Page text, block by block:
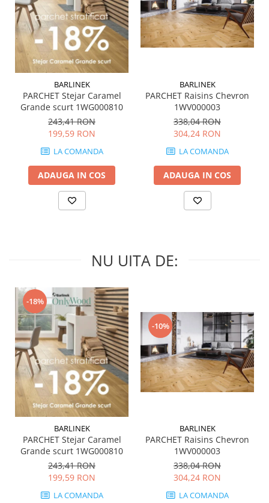
GRANDE RESIN LOOK
GRANDE METAL LOOK
GRANDE SOLID COLOR
THE TOP
MIRO
MONTECCHIO
MOOD
MORPHIC
NAVONA SOFT
NAVONA VEIN
NEREIDI
ONICE ALLURE
OXIDATIO
PADOUK
PARKER
RES-TERRAE
ROBUR
RUSHMORE
SELECT
SPARK
STATUARIO SUPERIORE
SUNSTONE
TAJ MAHAL
TIVOLI
TREASURES AND GEMS
UNICOLORS
VERDE ALPI
BARLINEK
PARCHET Stejar Caramel
Grande scurt 1WG000810
243,41 RON
199,59 RON
LA COMANDA
ADAUGA IN COS
BARLINEK
PARCHET Raisins Chevron
1WV000003
338,04 RON
304,24 RON
LA COMANDA
ADAUGA IN COS
NU UITA DE:
-18%
BARLINEK
PARCHET Stejar Caramel
Grande scurt 1WG000810
243,41 RON
199,59 RON
LA COMANDA
-10%
BARLINEK
PARCHET Raisins Chevron
1WV000003
338,04 RON
304,24 RON
LA COMANDA